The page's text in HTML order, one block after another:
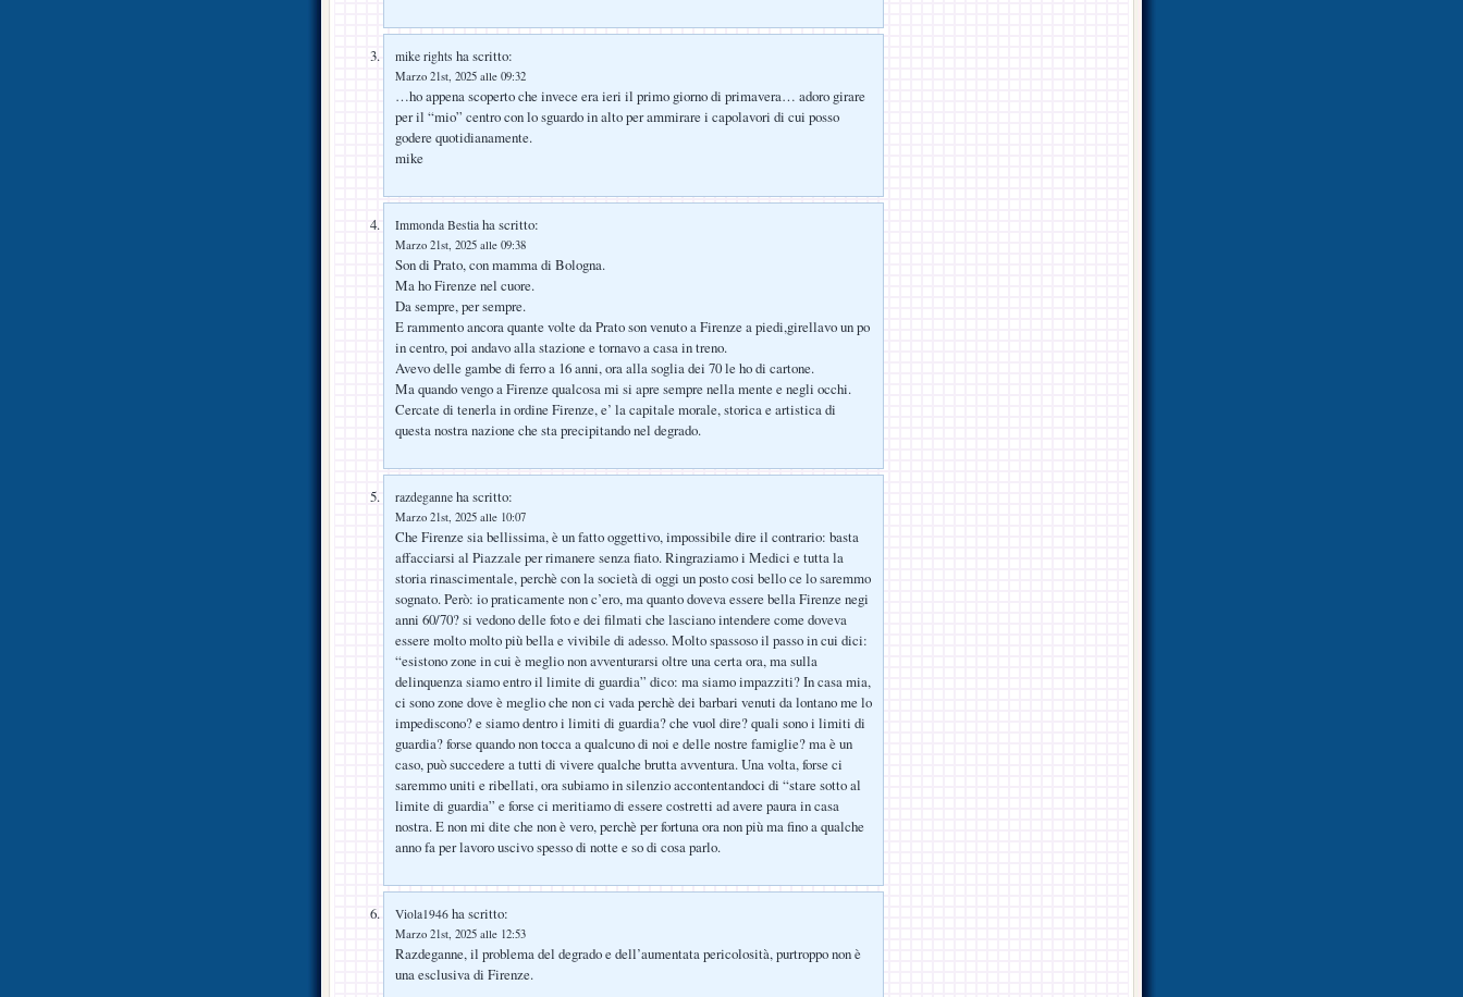
mike rights ha scritto:
Marzo 21st, 2025 alle 09:32
…ho appena scoperto che invece era ieri il primo giorno di primavera… adoro girare
per il “mio” centro con lo sguardo in alto per ammirare i capolavori di cui posso
godere quotidianamente.
mike
Immonda Bestia ha scritto:
Marzo 21st, 2025 alle 09:38
Son di Prato, con mamma di Bologna.
Ma ho Firenze nel cuore.
Da sempre, per sempre.
E rammento ancora quante volte da Prato son venuto a Firenze a piedi,girellavo un po
in centro, poi andavo alla stazione e tornavo a casa in treno.
Avevo delle gambe di ferro a 16 anni, ora alla soglia dei 70 le ho di cartone.
Ma quando vengo a Firenze qualcosa mi si apre sempre nella mente e negli occhi.
Cercate di tenerla in ordine Firenze, e’ la capitale morale, storica e artistica di
questa nostra nazione che sta precipitando nel degrado.
razdeganne ha scritto:
Marzo 21st, 2025 alle 10:07
Che Firenze sia bellissima, è un fatto oggettivo, impossibile dire il contrario: basta
affacciarsi al Piazzale per rimanere senza fiato. Ringraziamo i Medici e tutta la
storia rinascimentale, perchè con la società di oggi un posto cosi bello ce lo saremmo
sognato. Però: io praticamente non c’ero, ma quanto doveva essere bella Firenze negi
anni 60/70? si vedono delle foto e dei filmati che lasciano intendere come doveva
essere molto molto più bella e vivibile di adesso. Molto spassoso il passo in cui dici:
“esistono zone in cui è meglio non avventurarsi oltre una certa ora, ma sulla
delinquenza siamo entro il limite di guardia” dico: ma siamo impazziti? In casa mia,
ci sono zone dove è meglio che non ci vada perchè dei barbari venuti da lontano me lo
impediscono? e siamo dentro i limiti di guardia? che vuol dire? quali sono i limiti di
guardia? forse quando non tocca a qualcuno di noi e delle nostre famiglie? ma è un
caso, può succedere a tutti di vivere qualche brutta avventura. Una volta, forse ci
saremmo uniti e ribellati, ora subiamo in silenzio accontentandoci di “stare sotto al
limite di guardia” e forse ci meritiamo di essere costretti ad avere paura in casa
nostra. E non mi dite che non è vero, perchè per fortuna ora non più ma fino a qualche
anno fa per lavoro uscivo spesso di notte e so di cosa parlo.
Viola1946 ha scritto:
Marzo 21st, 2025 alle 12:53
Razdeganne, il problema del degrado e dell’aumentata pericolosità, purtroppo non è
una esclusiva di Firenze.